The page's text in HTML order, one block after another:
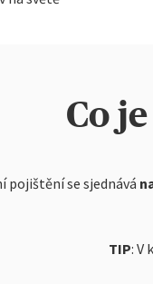
Co
pojištění se sjednává
TIP: V